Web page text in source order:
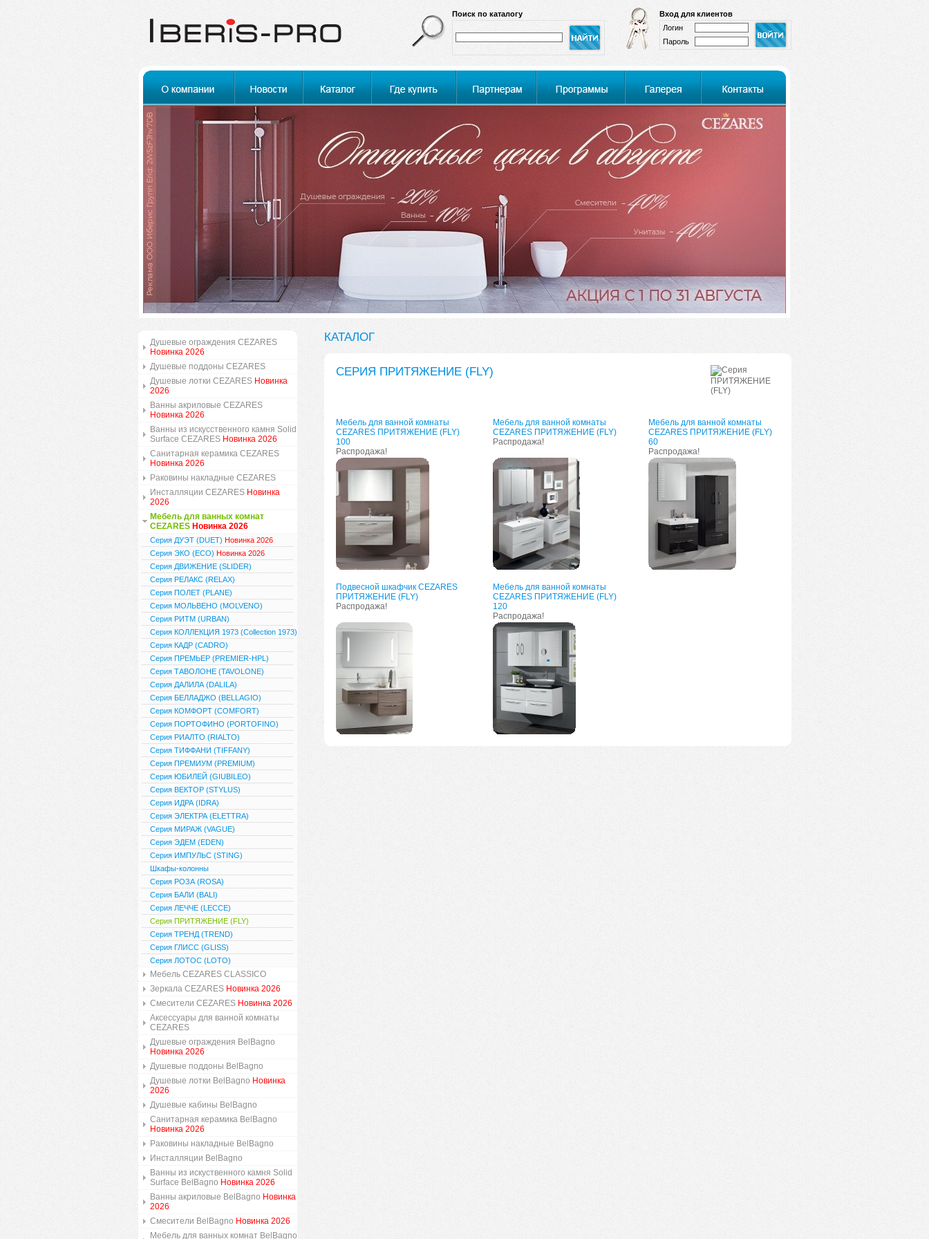
Вход для клиентов
Логин
Пароль
Поиск по каталогу
Душевые ограждения CEZARES
Новинка 2026
Душевые поддоны CEZARES
Душевые лотки CEZARES Новинка
2026
Ванны акриловые CEZARES
Новинка 2026
Ванны из искусственного камня Solid
Surface CEZARES Новинка 2026
Санитарная керамика CEZARES
Новинка 2026
Раковины накладные CEZARES
Инсталляции CEZARES Новинка
2026
Мебель для ванных комнат
CEZARES Новинка 2026
Серия ДУЭТ (DUET) Новинка 2026
Серия ЭКО (ECO) Новинка 2026
Серия ДВИЖЕНИЕ (SLIDER)
Серия РЕЛАКС (RELAX)
Серия ПОЛЕТ (PLANE)
Серия МОЛЬВЕНО (MOLVENO)
Серия РИТМ (URBAN)
Серия КОЛЛЕКЦИЯ 1973 (Collection 1973)
Серия КАДР (CADRO)
Серия ПРЕМЬЕР (PREMIER-HPL)
Серия ТАВОЛОНЕ (TAVOLONE)
Серия ДАЛИЛА (DALILA)
Серия БЕЛЛАДЖО (BELLAGIO)
Серия КОМФОРТ (COMFORT)
Серия ПОРТОФИНО (PORTOFINO)
Серия РИАЛТО (RIALTO)
Серия ТИФФАНИ (TIFFANY)
Серия ПРЕМИУМ (PREMIUM)
Серия ЮБИЛЕЙ (GIUBILEO)
Серия ВЕКТОР (STYLUS)
Серия ИДРА (IDRA)
Серия ЭЛЕКТРА (ELETTRA)
Серия МИРАЖ (VAGUE)
Серия ЭДЕМ (EDEN)
Серия ИМПУЛЬС (STING)
Шкафы-колонны
Серия РОЗА (ROSA)
Серия БАЛИ (BALI)
Серия ЛЕЧЧЕ (LECCE)
Серия ПРИТЯЖЕНИЕ (FLY)
Серия ТРЕНД (TREND)
Серия ГЛИСС (GLISS)
Серия ЛОТОС (LOTO)
Мебель CEZARES CLASSICO
Зеркала CEZARES Новинка 2026
Смесители CEZARES Новинка 2026
Аксессуары для ванной комнаты
CEZARES
Душевые ограждения BelBagno
Новинка 2026
Душевые поддоны BelBagno
Душевые лотки BelBagno Новинка
2026
Душевые кабины BelBagno
Санитарная керамика BelBagno
Новинка 2026
Раковины накладные BelBagno
Инсталляции BelBagno
Ванны из искуственного камня Solid
Surface BelBagno Новинка 2026
Ванны акриловые BelBagno Новинка
2026
Смесители BelBagno Новинка 2026
Мебель для ванных комнат BelBagno
КАТАЛОГ
СЕРИЯ ПРИТЯЖЕНИЕ (FLY)
Мебель для ванной комнаты
CEZARES ПРИТЯЖЕНИЕ (FLY)
100
Распродажа!
Мебель для ванной комнаты
CEZARES ПРИТЯЖЕНИЕ (FLY)
Распродажа!
Мебель для ванной комнаты
CEZARES ПРИТЯЖЕНИЕ (FLY)
60
Распродажа!
Подвесной шкафчик CEZARES
ПРИТЯЖЕНИЕ (FLY)
Распродажа!
Мебель для ванной комнаты
CEZARES ПРИТЯЖЕНИЕ (FLY)
120
Распродажа!